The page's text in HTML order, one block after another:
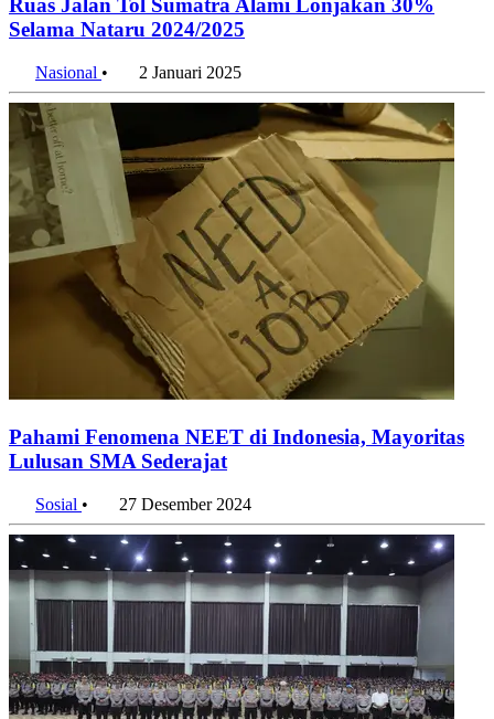
Ruas Jalan Tol Sumatra Alami Lonjakan 30%
Selama Nataru 2024/2025
Nasional • 2 Januari 2025
Pahami Fenomena NEET di Indonesia, Mayoritas
Lulusan SMA Sederajat
Sosial • 27 Desember 2024